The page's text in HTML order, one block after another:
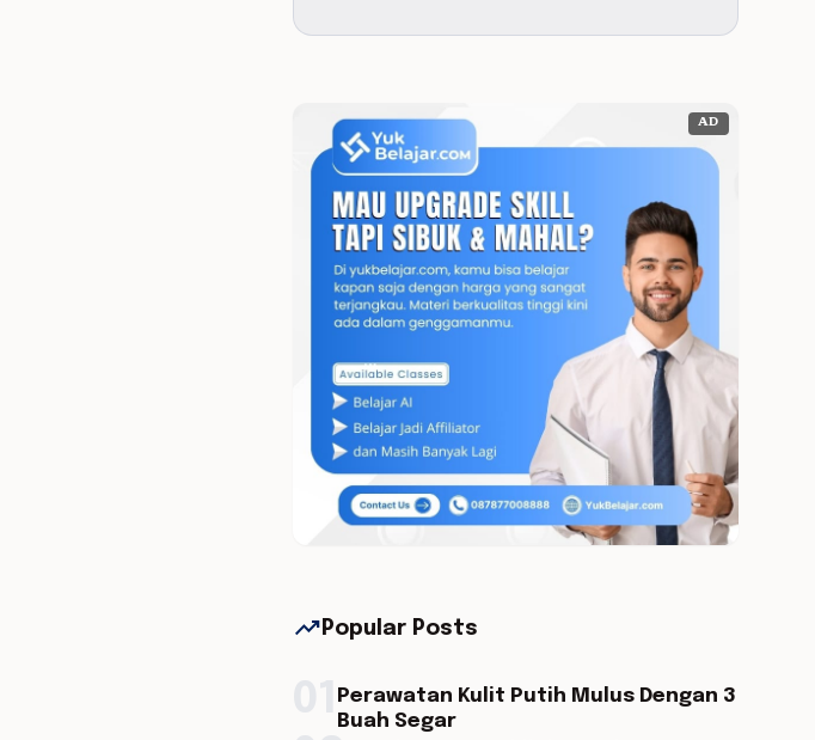
AD
trending_up Popular Posts
Perawatan Kulit Putih Mulus Dengan 3
Buah Segar